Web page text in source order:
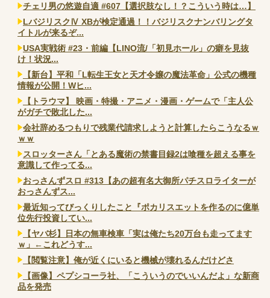
チェリ男の悠遊自適 #607【選択肢なし！？こういう時は…】
LバジリスクⅣ XBが検定通過！！バジリスクナンバリングタ
イトルが来るぞ...
USA実戦術 #23・前編【LINO流/「初見ホール」の癖を見抜
け！状況...
【新台】平和「L転生王女と天才令嬢の魔法革命」公式の機種
情報が公開！Wヒ...
【トラウマ】 映画・特撮・アニメ・漫画・ゲームで「主人公
がガチで敗北した...
会社辞めるつもりで残業代請求しようと計算したらこうなるｗ
ｗｗ
スロッターさん「とある魔術の禁書目録2は喰種を超える事を
意識して作ってる...
おっさんずスロ #313【あの超有名大御所パチスロライターが
おっさんずス...
最近知ってびっくりしたこと『ポカリスエットを作るのに億単
位先行投資してい...
【ヤバ杉】日本の無車検車「実は俺たち20万台も走ってます
ｗ」←これどうす...
【閲覧注意】俺が近くにいると機械が壊れるんだけどさ
【画像】ペプシコーラ社、「こういうのでいいんだよ」な新商
品を発売